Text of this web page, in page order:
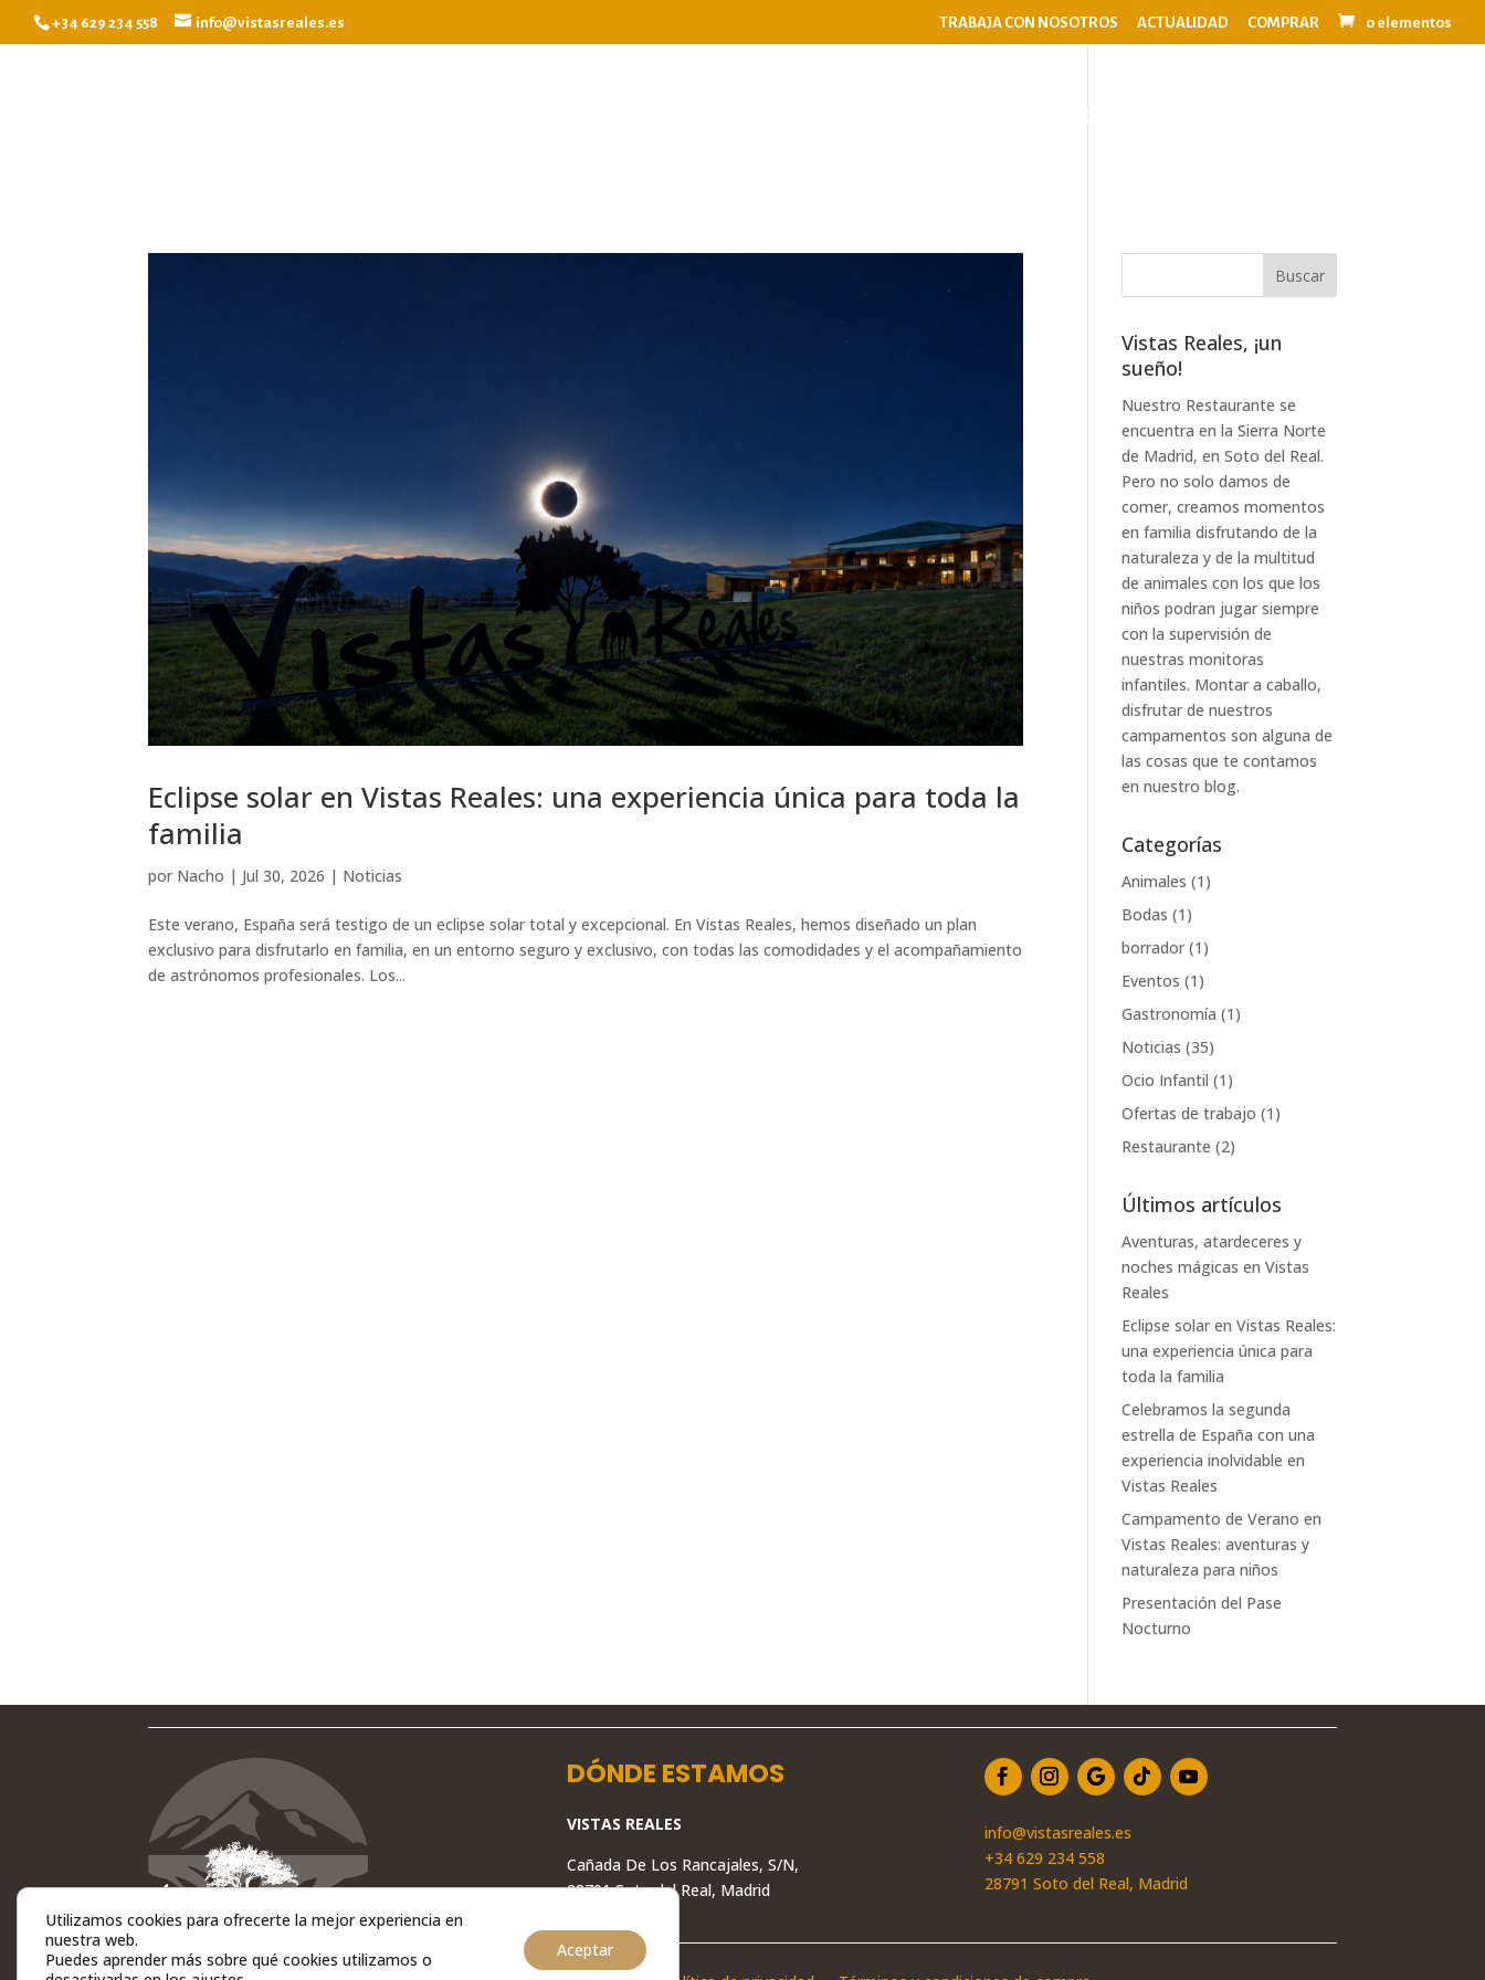
+34 629 234 558 info@vistasreales.es TRABAJA CON NOSOTROS ACTUALIDAD COMPRAR 0 elementos
EVENTOS
Eclipse solar en Vistas Reales: una experiencia única para toda la
familia
por Nacho | Jul 30, 2026 | Noticias
Este verano, España será testigo de un eclipse solar total y excepcional. En Vistas Reales, hemos diseñado un plan
exclusivo para disfrutarlo en familia, en un entorno seguro y exclusivo, con todas las comodidades y el acompañamiento
de astrónomos profesionales. Los...
Vistas Reales, ¡un
sueño!
Nuestro Restaurante se
encuentra en la Sierra Norte
de Madrid, en Soto del Real.
Pero no solo damos de
comer, creamos momentos
en familia disfrutando de la
naturaleza y de la multitud
de animales con los que los
niños podran jugar siempre
con la supervisión de
nuestras monitoras
infantiles. Montar a caballo,
disfrutar de nuestros
campamentos son alguna de
las cosas que te contamos
en nuestro blog.
Categorías
Animales (1)
Bodas (1)
borrador (1)
Eventos (1)
Gastronomía (1)
Noticias (35)
Ocio Infantil (1)
Ofertas de trabajo (1)
Restaurante (2)
Últimos artículos
Aventuras, atardeceres y
noches mágicas en Vistas
Reales
Eclipse solar en Vistas Reales:
una experiencia única para
toda la familia
Celebramos la segunda
estrella de España con una
experiencia inolvidable en
Vistas Reales
Campamento de Verano en
Vistas Reales: aventuras y
naturaleza para niños
Presentación del Pase
Nocturno
DÓNDE ESTAMOS
VISTAS REALES
Cañada De Los Rancajales, S/N,
28791 Soto del Real, Madrid
info@vistasreales.es
+34 629 234 558
28791 Soto del Real, Madrid
Utilizamos cookies para ofrecerte la mejor experiencia en
nuestra web.
Puedes aprender más sobre qué cookies utilizamos o
Aceptar